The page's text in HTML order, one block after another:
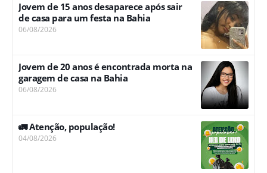
Jovem de 15 anos desaparece após sair
de casa para um festa na Bahia
06/08/2026
Jovem de 20 anos é encontrada morta na
garagem de casa na Bahia
06/08/2026
🚛 Atenção, população!
04/08/2026